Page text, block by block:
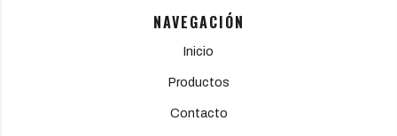
NAVEGACIÓN
Inicio
Productos
Contacto